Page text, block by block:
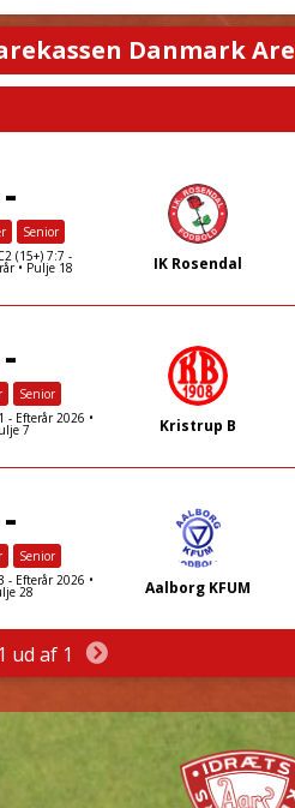
Danmark
-
Senior
(15+) 7:7 -
• Pulje 18 IK Rosendal
-
Senior
- Efterår 2026 •
7 Kristrup B
-
Senior
- Efterår 2026 •
28 Aalborg KFUM
ud af 1